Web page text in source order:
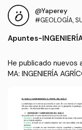
@Yaperey
#GEOLOGÍA,
Apuntes-
He publicado nuevos
MA: INGENIERÍA